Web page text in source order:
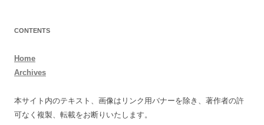
CONTENTS
Home
Archives
本サイト内のテキスト、画像はリンク用バナーを除き、著作者の許
可なく複製、転載をお断りいたします。